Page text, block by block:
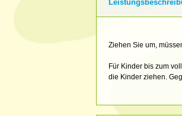
Ziehen Sie um,
Für Kinder bis zum
die Kinder ziehen.